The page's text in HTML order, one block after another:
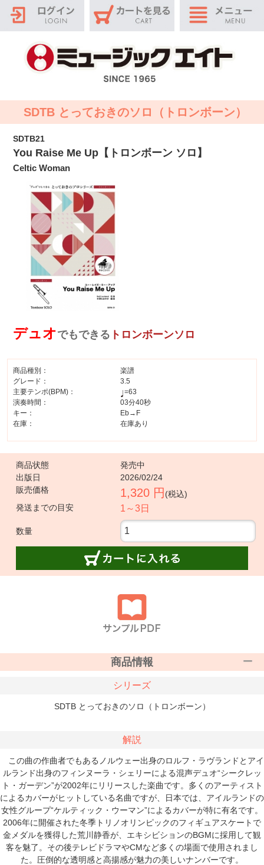
SDTB とっておきのソロ（トロンボーン）
SDTB21
You Raise Me Up【トロンボーン ソロ】
Celtic Woman
デュオでもできる トロンボーンソロ
商品種別：
楽譜
グレード：
3.5
主要テンポ(BPM)：
=63
演奏時間：
03分40秒
キー：
Eb→F
在庫：
在庫あり
商品状態
発売中
出版日
2026/02/24
販売価格
1,320 円 (税込)
発送までの目安
1～3日
数量
商品情報
シリーズ
SDTB とっておきのソロ（トロンボーン）
解説
この曲の作曲者でもあるノルウェー出身のロルフ・ラヴランドとアイ
ルランド出身のフィンヌーラ・シェリーによる混声デュオ“シークレッ
ト・ガーデン”が2002年にリリースした楽曲です。多くのアーティスト
によるカバーがヒットしている名曲ですが、日本では、アイルランドの
女性グループ“ケルティック・ウーマン”によるカバーが特に有名です。
2006年に開催された冬季トリノオリンピックのフィギュアスケートで
金メダルを獲得した荒川静香が、エキシビションのBGMに採用して観
客を魅了。その後テレビドラマやCMなど多くの場面で使用されまし
た。圧倒的な透明感と高揚感が魅力の美しいナンバーです。